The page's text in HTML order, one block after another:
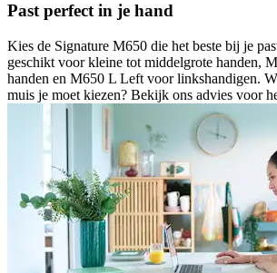
Past perfect in je hand
Kies de Signature M650 die het beste bij je
geschikt voor kleine tot middelgrote handen,
handen en M650 L Left voor linkshandigen.
muis je moet kiezen? Bekijk ons advies voor